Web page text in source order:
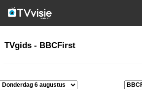
TVgids
TVgids - BBCFirst